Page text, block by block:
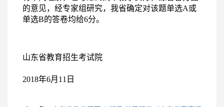
的意见，经专家组研究，我省确定对该题单选A或
单选B的答卷均给6分。
山东省教育招生考试院
2018年6月11日